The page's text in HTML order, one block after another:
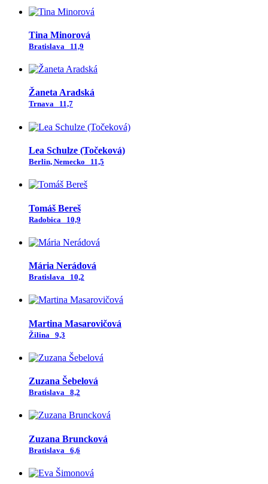
Tina Minorová
Bratislava 11,9
Žaneta Aradská
Trnava 11,7
Lea Schulze (Točeková)
Berlin, Nemecko 11,5
Tomáš Bereš
Radobica 10,9
Mária Nerádová
Bratislava 10,2
Martina Masarovičová
Žilina 9,3
Zuzana Šebelová
Bratislava 8,2
Zuzana Bruncková
Bratislava 6,6